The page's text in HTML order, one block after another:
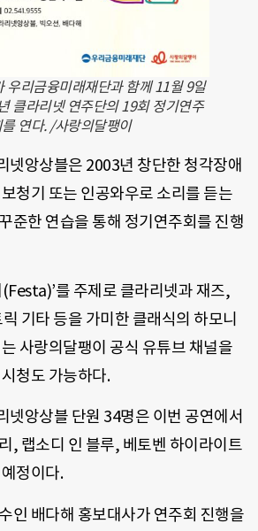
우리금융미래재단과 함께 11월 9일
클라리넷 연주단의 19회 정기연주
연다. /사랑의달팽이
넷앙상블은 2003년 창단한 청각장애
청기 또는 인공와우로 소리를 듣는
준한 연습을 통해 정기연주회를 진행
를 주제로 클라리넷과 재즈,
기타 등을 가미한 클래식의 하모니
사랑의달팽이 공식 유튜브 채널을
청도 가능하다.
넷앙상블 단원 34명은 이번 공연에서
, 랩소디 인 블루, 베토벤 하이라이트
정이다.
인 배다해 홍보대사가 연주회 진행을